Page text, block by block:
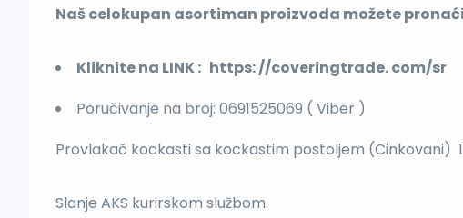
Naš celokupan asortiman proizvoda možete
Kliknite na LINK : https: //coveringtrade. com/sr
Poručivanje na broj: 0691525069 ( Viber )
Provlakač kockasti sa kockastim postoljem (Cinkovani)
Slanje AKS kurirskom službom.